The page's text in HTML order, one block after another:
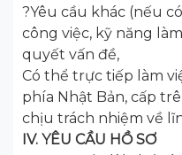
?Yêu cầu khác (nếu
công việc, kỹ năng
quyết vấn đề,
Có thể trực tiếp làm
phía Nhật Bản, cấp
chịu trách nhiệm về
IV. YÊU CẦU HỒ SƠ